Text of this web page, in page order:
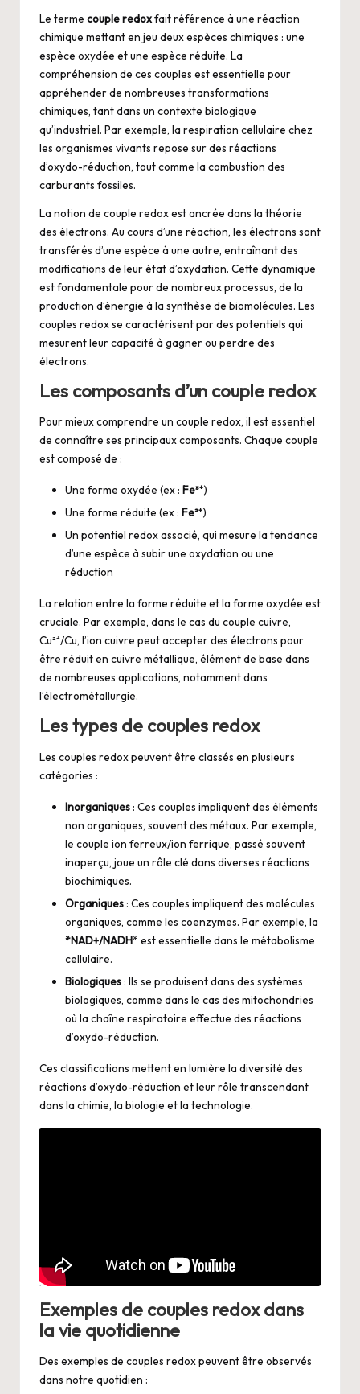
Le terme couple redoxfait référence à une réaction
chimique mettant en jeu deux espèces chimiques : une
espèce oxydée et une espèce réduite. La
compréhension de ces couples est essentielle pour
appréhender de nombreuses transformations
chimiques, tant dans un contexte biologique
qu’industriel. Par exemple, la respiration cellulaire chez
les organismes vivants repose sur des réactions
d’oxydo-réduction, tout comme la combustion des
carburants fossiles.
La notion de couple redox est ancrée dans la théorie
des électrons. Au cours d’une réaction, les électrons sont
transférés d’une espèce à une autre, entraînant des
modifications de leur état d’oxydation. Cette dynamique
est fondamentale pour de nombreux processus, de la
production d’énergie à la synthèse de biomolécules. Les
couples redox se caractérisent par des potentiels qui
mesurent leur capacité à gagner ou perdre des
électrons.
Les composants d’un couple redox
Pour mieux comprendre un couple redox, il est essentiel
de connaître ses principaux composants. Chaque couple
est composé de :
Une forme oxydée (ex : Fe³⁺)
Une forme réduite (ex : Fe²⁺)
Un potentiel redox associé, qui mesure la tendance
d’une espèce à subir une oxydation ou une
réduction
La relation entre la forme réduite et la forme oxydée est
cruciale. Par exemple, dans le cas du couple cuivre,
Cu²⁺/Cu, l’ion cuivre peut accepter des électrons pour
être réduit en cuivre métallique, élément de base dans
de nombreuses applications, notamment dans
l’électrométallurgie.
Les types de couples redox
Les couples redox peuvent être classés en plusieurs
catégories :
Inorganiques: Ces couples impliquent des éléments
non organiques, souvent des métaux. Par exemple,
le couple ion ferreux/ion ferrique, passé souvent
inaperçu, joue un rôle clé dans diverses réactions
biochimiques.
Organiques: Ces couples impliquent des molécules
organiques, comme les coenzymes. Par exemple, la
*NAD+/NADH* est essentielle dans le métabolisme
cellulaire.
Biologiques: Ils se produisent dans des systèmes
biologiques, comme dans le cas des mitochondries
où la chaîne respiratoire effectue des réactions
d’oxydo-réduction.
Ces classifications mettent en lumière la diversité des
réactions d’oxydo-réduction et leur rôle transcendant
dans la chimie, la biologie et la technologie.
Exemples de couples redox dans
la vie quotidienne
Des exemples de couples redox peuvent être observés
dans notre quotidien :